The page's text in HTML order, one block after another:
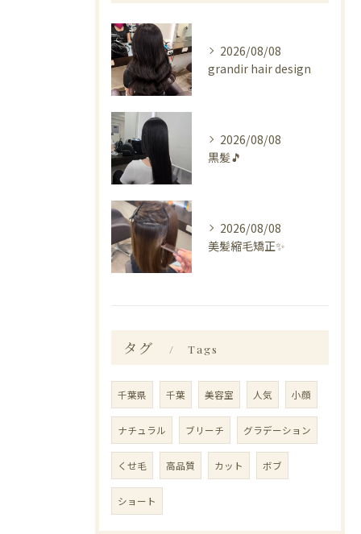
2026/08/08
grandir hair design
2026/08/08
黒髪🎵
2026/08/08
美髪縮毛矯正✨️
タグ Tags
千葉県 千葉 美容室 人気 小顔
ナチュラル ブリーチ グラデーション
くせ毛 高品質 カット ボブ
ショート